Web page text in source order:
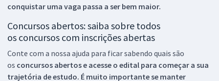
conquistar uma vaga passa a ser bem maior.
Concursos abertos: saiba sobre todos
os concursos com inscrições abertas
Conte com a nossa ajuda para ficar sabendo quais são
os concursos abertos e acesse o edital para começar a sua
trajetória de estudo. É muito importante se manter